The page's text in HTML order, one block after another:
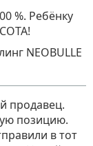
%. Ребёнку
NEOBULLE
продавец.
позицию.
в тот